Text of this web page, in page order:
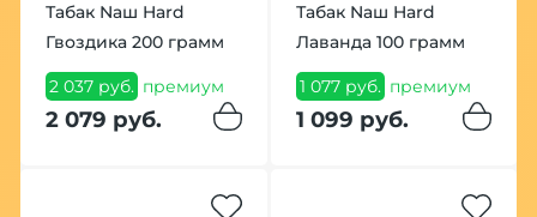
Табак Nаш Hard
Гвоздика 200 грамм
2 037 руб. премиум
2 079 руб.
Табак Nаш Hard
Лаванда 100 грамм
1 077 руб. премиум
1 099 руб.